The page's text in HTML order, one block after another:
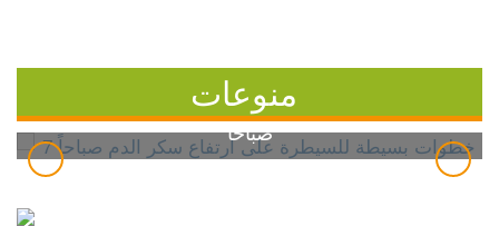
منوعات
7 خطوات بسيطة للسيطرة على ارتفاع سكر الدم
صباحاً